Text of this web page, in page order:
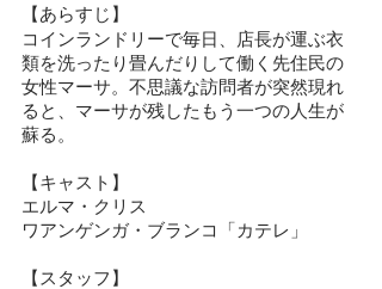
【あらすじ】
コインランドリーで毎日、店長が運ぶ衣
類を洗ったり畳んだりして働く先住民の
女性マーサ。不思議な訪問者が突然現れ
ると、マーサが残したもう一つの人生が
蘇る。
【キャスト】
エルマ・クリス
ワアンゲンガ・ブランコ「カテレ」
【スタッフ】